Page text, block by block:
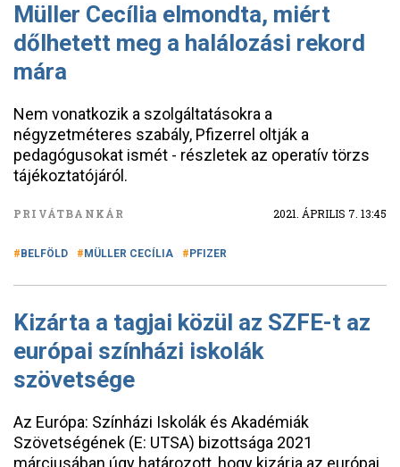
Müller Cecília elmondta, miért
dőlhetett meg a halálozási rekord
mára
Nem vonatkozik a szolgáltatásokra a
négyzetméteres szabály, Pfizerrel oltják a
pedagógusokat ismét - részletek az operatív törzs
tájékoztatójáról.
PRIVÁTBANKÁR 2021. ÁPRILIS 7. 13:45
BELFÖLD MÜLLER CECÍLIA PFIZER
Kizárta a tagjai közül az SZFE-t az
európai színházi iskolák
szövetsége
Az Európa: Színházi Iskolák és Akadémiák
Szövetségének (E: UTSA) bizottsága 2021
márciusában úgy határozott, hogy kizárja az európai